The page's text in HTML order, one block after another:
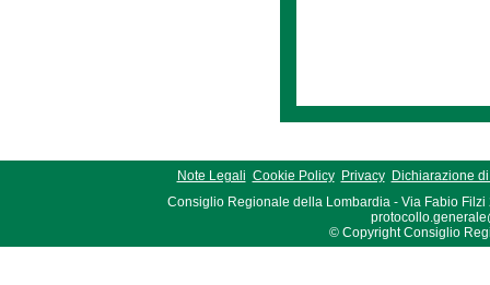
Note Legali Cookie Policy Privacy
Dichiarazione
Consiglio Regionale della Lombardia - Via Fabio Filzi
© Copyright Consiglio